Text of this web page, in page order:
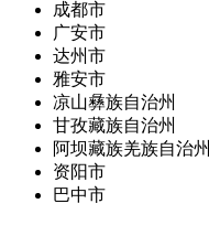
成都市
广安市
达州市
雅安市
凉山彝族自治州
甘孜藏族自治州
阿坝藏族羌族自治州
资阳市
巴中市